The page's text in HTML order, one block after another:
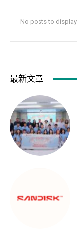
No posts to display
最新文章